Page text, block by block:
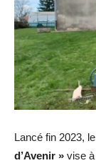
Lancé fin 2023,
d’Avenir » vise